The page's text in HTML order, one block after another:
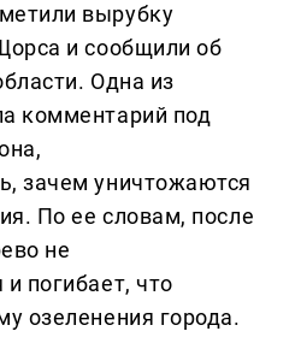
вырубку
и сообщили об
Одна из
комментарий под
зачем уничтожаются
По ее словам, после
не
и погибает, что
озеленения города.